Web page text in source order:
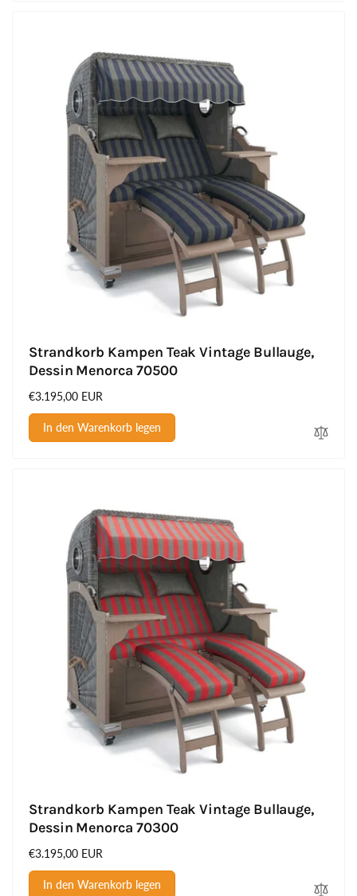
Strandkorb Kampen Teak Vintage Bullauge,
Dessin Menorca 70500
Normaler
Preis
€3.195,00 EUR
In den Warenkorb legen
Strandkorb Kampen Teak Vintage Bullauge,
Dessin Menorca 70300
Normaler
Preis
€3.195,00 EUR
In den Warenkorb legen